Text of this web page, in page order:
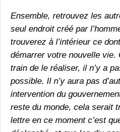
Ensemble, retrouvez les
seul endroit créé par
trouverez à l’intérieur ce
démarrer votre nouvelle vie.
train de le réaliser, il n’y a
possible. Il n’y aura pas
intervention du
reste du monde, cela serait
lettre en ce moment c’est